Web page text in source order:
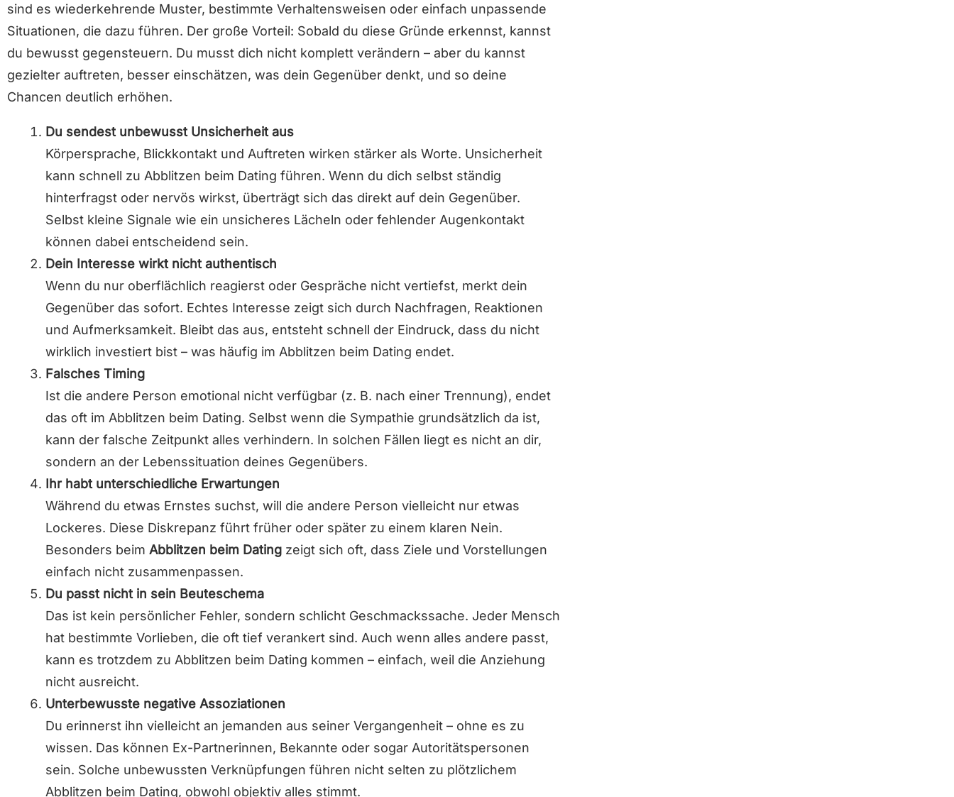
sind es wiederkehrende Muster, bestimmte Verhaltensweisen oder einfach unpassende
Situationen, die dazu führen. Der große Vorteil: Sobald du diese Gründe erkennst, kannst
du bewusst gegensteuern. Du musst dich nicht komplett verändern – aber du kannst
gezielter auftreten, besser einschätzen, was dein Gegenüber denkt, und so deine
Chancen deutlich erhöhen.
Du sendest unbewusst Unsicherheit aus
Körpersprache, Blickkontakt und Auftreten wirken stärker als Worte. Unsicherheit
kann schnell zu Abblitzen beim Dating führen. Wenn du dich selbst ständig
hinterfragst oder nervös wirkst, überträgt sich das direkt auf dein Gegenüber.
Selbst kleine Signale wie ein unsicheres Lächeln oder fehlender Augenkontakt
können dabei entscheidend sein.
Dein Interesse wirkt nicht authentisch
Wenn du nur oberflächlich reagierst oder Gespräche nicht vertiefst, merkt dein
Gegenüber das sofort. Echtes Interesse zeigt sich durch Nachfragen, Reaktionen
und Aufmerksamkeit. Bleibt das aus, entsteht schnell der Eindruck, dass du nicht
wirklich investiert bist – was häufig im Abblitzen beim Dating endet.
Falsches Timing
Ist die andere Person emotional nicht verfügbar (z. B. nach einer Trennung), endet
das oft im Abblitzen beim Dating. Selbst wenn die Sympathie grundsätzlich da ist,
kann der falsche Zeitpunkt alles verhindern. In solchen Fällen liegt es nicht an dir,
sondern an der Lebenssituation deines Gegenübers.
Ihr habt unterschiedliche Erwartungen
Während du etwas Ernstes suchst, will die andere Person vielleicht nur etwas
Lockeres. Diese Diskrepanz führt früher oder später zu einem klaren Nein.
Besonders beim Abblitzen beim Dating zeigt sich oft, dass Ziele und Vorstellungen
einfach nicht zusammenpassen.
Du passt nicht in sein Beuteschema
Das ist kein persönlicher Fehler, sondern schlicht Geschmackssache. Jeder Mensch
hat bestimmte Vorlieben, die oft tief verankert sind. Auch wenn alles andere passt,
kann es trotzdem zu Abblitzen beim Dating kommen – einfach, weil die Anziehung
nicht ausreicht.
Unterbewusste negative Assoziationen
Du erinnerst ihn vielleicht an jemanden aus seiner Vergangenheit – ohne es zu
wissen. Das können Ex-Partnerinnen, Bekannte oder sogar Autoritätspersonen
sein. Solche unbewussten Verknüpfungen führen nicht selten zu plötzlichem
Abblitzen beim Dating, obwohl objektiv alles stimmt.